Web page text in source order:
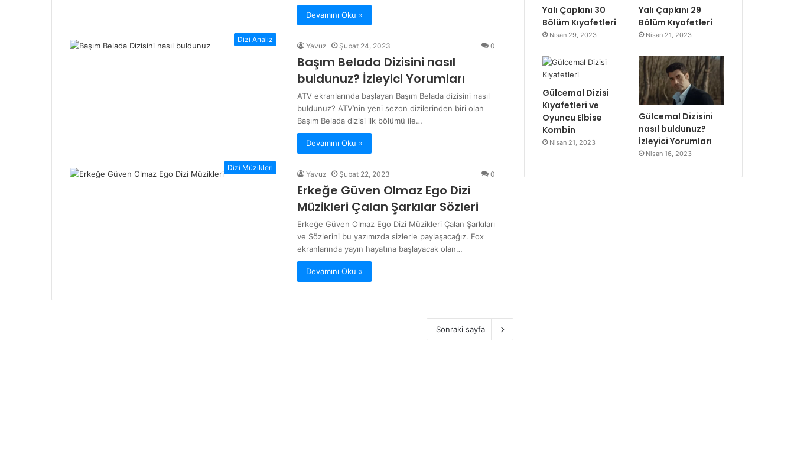
Devamını Oku »
Dizi Analiz
Yavuz Şubat 24, 2023 0
Başım Belada Dizisini nasıl
buldunuz? İzleyici Yorumları
ATV ekranlarında başlayan Başım Belada dizisini nasıl
buldunuz? ATV’nin yeni sezon dizilerinden biri olan
Başım Belada dizisi ilk bölümü ile…
Devamını Oku »
Dizi Müzikleri
Yavuz Şubat 22, 2023 0
Erkeğe Güven Olmaz Ego Dizi
Müzikleri Çalan Şarkılar Sözleri
Erkeğe Güven Olmaz Ego Dizi Müzikleri Çalan Şarkıları
ve Sözlerini bu yazımızda sizlerle paylaşacağız. Fox
ekranlarında yayın hayatına başlayacak olan…
Devamını Oku »
Sonraki sayfa
Yalı Çapkını 30
Bölüm Kıyafetleri
Nisan 29, 2023
Yalı Çapkını 29
Bölüm Kıyafetleri
Nisan 21, 2023
Gülcemal Dizisi
Kıyafetleri ve
Oyuncu Elbise
Kombin
Nisan 21, 2023
Gülcemal Dizisini
nasıl buldunuz?
İzleyici Yorumları
Nisan 16, 2023